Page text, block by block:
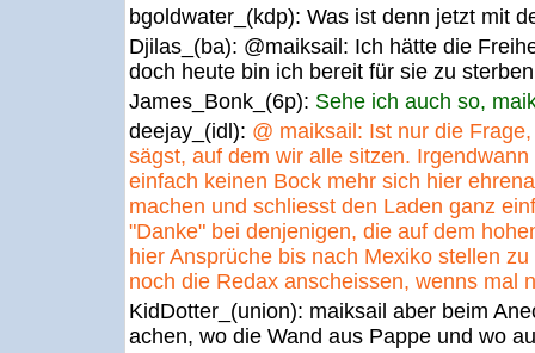
bgoldwater_(kdp): Was ist denn jetzt mit
Djilas_(ba): @maiksail: Ich hätte die
doch heute bin ich bereit für sie zu
James_Bonk_(6p): Sehe ich auch so,
deejay_(idl): @ maiksail: Ist nur die
sägst, auf dem wir alle sitzen.
einfach keinen Bock mehr sich hier
machen und schliesst den Laden ganz
"Danke" bei denjenigen, die auf dem
hier Ansprüche bis nach Mexiko stellen
noch die Redax anscheissen, wenns mal
KidDotter_(union): maiksail aber beim
achen, wo die Wand aus Pappe und wo